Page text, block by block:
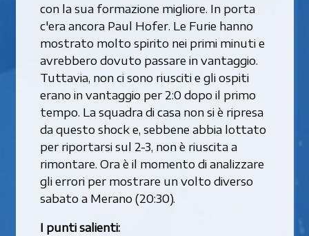
con la sua formazione migliore. In porta
c'era ancora Paul Hofer. Le Furie hanno
mostrato molto spirito nei primi minuti e
avrebbero dovuto passare in vantaggio.
Tuttavia, non ci sono riusciti e gli ospiti
erano in vantaggio per 2:0 dopo il primo
tempo. La squadra di casa non si è ripresa
da questo shock e, sebbene abbia lottato
per riportarsi sul 2-3, non è riuscita a
rimontare. Ora è il momento di analizzare
gli errori per mostrare un volto diverso
sabato a Merano (20:30).
I punti salienti: